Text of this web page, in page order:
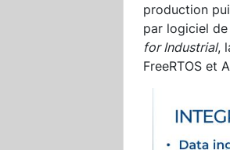
production
par logiciel
for Industrial,
FreeRTOS et